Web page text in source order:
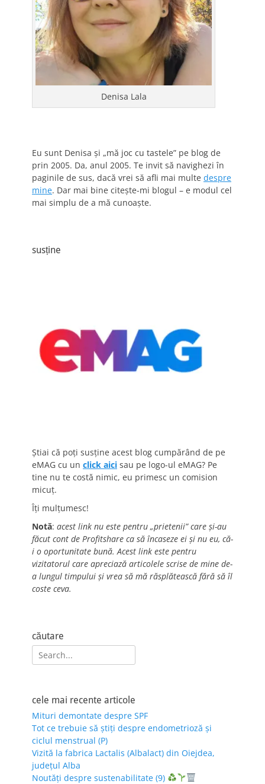
Denisa Lala
Eu sunt Denisa și „mă joc cu tastele” pe blog de
prin 2005. Da, anul 2005. Te invit să navighezi în
paginile de sus, dacă vrei să afli mai multe despre
mine. Dar mai bine citește-mi blogul – e modul cel
mai simplu de a mă cunoaște.
susține
Știai că poți susține acest blog cumpărând de pe
eMAG cu un click aici sau pe logo-ul eMAG? Pe
tine nu te costă nimic, eu primesc un comision
micuț.
Îți mulțumesc!
Notă: acest link nu este pentru „prietenii” care și-au
făcut cont de Profitshare ca să încaseze ei și nu eu, că-
i o oportunitate bună. Acest link este pentru
vizitatorul care apreciază articolele scrise de mine de-
a lungul timpului și vrea să mă răsplătească fără să îl
coste ceva.
căutare
Search
for:
cele mai recente articole
Mituri demontate despre SPF
Tot ce trebuie să știți despre endometrioză și
ciclul menstrual (P)
Vizită la fabrica Lactalis (Albalact) din Oiejdea,
județul Alba
Noutăți despre sustenabilitate (9)